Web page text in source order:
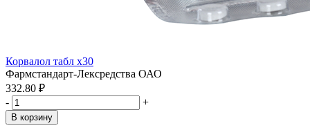
Корвалол табл x30
Фармстандарт-Лексредства ОАО
332.80 ₽
-
+
В корзину